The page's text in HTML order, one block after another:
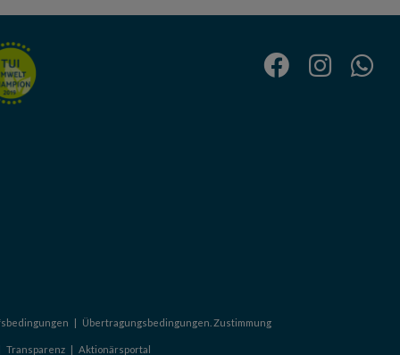
Übertragungsbedingungen. Zustimmung
Transparenz| Aktionärsportal